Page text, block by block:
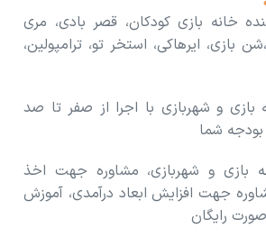
خانه بازی کودکان، قصر بادی، مری
بازی، ایرهاکی، استخر تو، ترامپولین،
بازی و شهربازی با اجرا از صفر تا صد
شما
بازی و شهربازی، مشاوره جهت اخذ
جهت افزایش ابعاد درآمدی، آموزش
رایگان